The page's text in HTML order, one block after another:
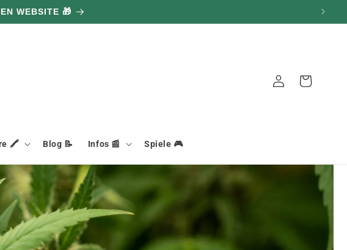
WEBSITE 🎁
🖍️ Blog 📝 Infos 📰 Spiele 🎮
VerbindungWarenkorb